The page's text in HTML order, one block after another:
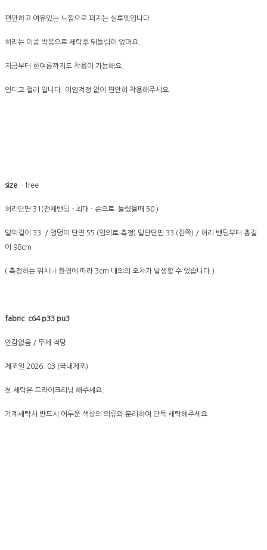
편안하고 여유있는 느낌으로 퍼지는 실루엣입니다
허리는 이중 박음으로 세탁후 뒤틀림이 없어요.
지금부터 한여름까지도 착용이 가능해요.
인디고 컬러 입니다. 이염걱정 없이 편안히 착용해주세요.
size - free
허리단면 31(전체밴딩 - 최대 - 손으로 늘렸을때 50 )
밑위길이 33 / 엉덩이 단면 55 (임의로 측정) 밑단단면 33 (한쪽) / 허리 밴딩부터 총길
이 98cm
( 측정하는 위치나 환경에 따라 3cm 내외의 오차가 발생할 수 있습니다.)
fabric c64 p33 pu3
안감없음 / 두께 적당
제조일 2026. 03 (국내제조)
첫 세탁은 드라이크리닝 해주세요.
기계세탁시 반드시 어두운 색상의 의류와 분리하여 단독 세탁해주세요